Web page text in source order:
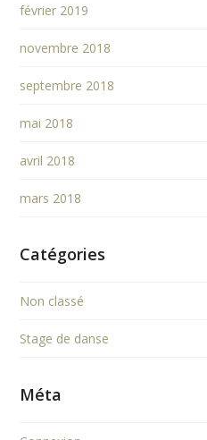
février 2019
novembre 2018
septembre 2018
mai 2018
avril 2018
mars 2018
Catégories
Non classé
Stage de danse
Méta